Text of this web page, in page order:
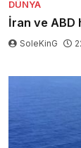
DÜNYA
İran ve ABD
SoleKinG